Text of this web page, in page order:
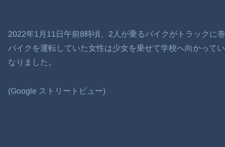
2022年1月11日午前8時頃、2人が乗るバイクがトラックに
バイクを運転していた女性は少女を乗せて学校へ向かって
なりました。
(Google ストリートビュー)